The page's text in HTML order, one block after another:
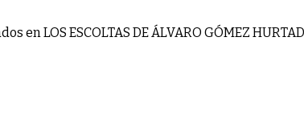
en LOS ESCOLTAS DE ÁLVARO GÓMEZ